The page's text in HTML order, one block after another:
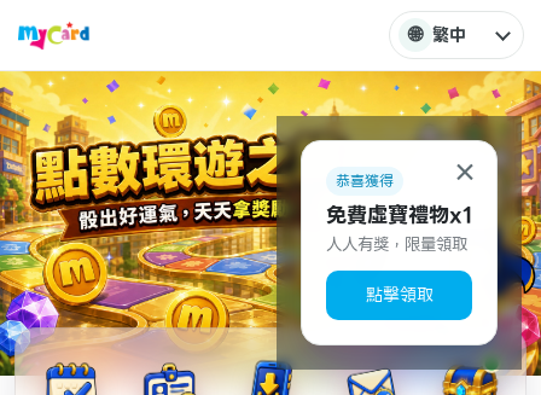
🌐 繁中
×
恭喜獲得
免費虛寶禮物x1
人人有獎，限量領取
點擊領取